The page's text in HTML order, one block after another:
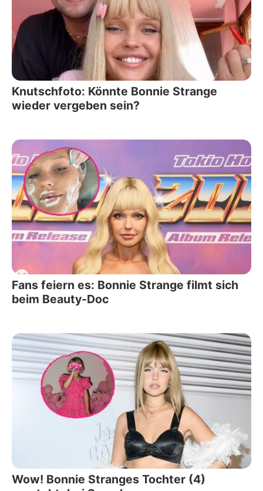
Knutschfoto: Könnte Bonnie Strange
wieder vergeben sein?
Fans feiern es: Bonnie Strange filmt sich
beim Beauty-Doc
Wow! Bonnie Stranges Tochter (4)